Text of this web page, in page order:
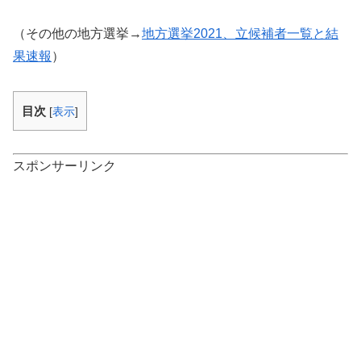
（その他の地方選挙→地方選挙2021、立候補者一覧と結
果速報 ）
目次 [表示]
スポンサーリンク